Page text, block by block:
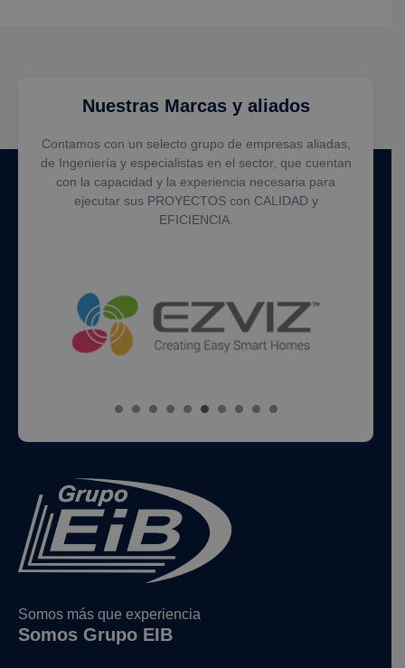
Nuestras Marcas y aliados
Contamos con un selecto grupo de empresas aliadas,
de Ingeniería y especialistas en el sector, que cuentan
con la capacidad y la experiencia necesaria para
ejecutar sus PROYECTOS con CALIDAD y
EFICIENCIA.
Somos más que experiencia
Somos Grupo EIB